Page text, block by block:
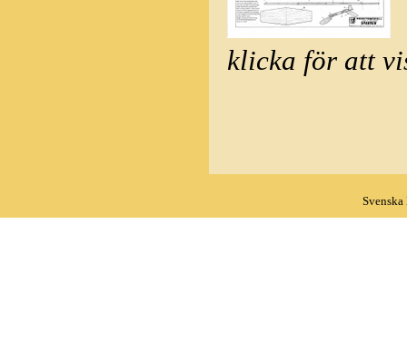
klicka för att